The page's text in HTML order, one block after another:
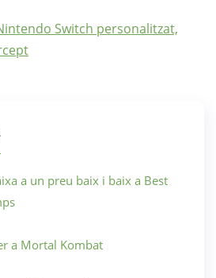
Switch personalitzat,
a un preu baix i baix a Best
a Mortal Kombat